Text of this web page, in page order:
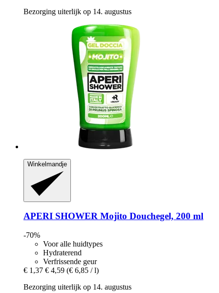
Bezorging uiterlijk op 14. augustus
Winkelmandje
APERI SHOWER Mojito Douchegel, 200 ml
-70%
Voor alle huidtypes
Hydraterend
Verfrissende geur
€ 1,37 € 4,59 (€ 6,85 / l)
Bezorging uiterlijk op 14. augustus